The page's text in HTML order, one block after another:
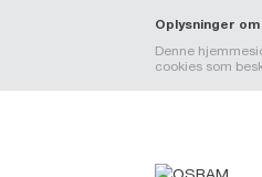
Oplysninger
Denne
cookies som